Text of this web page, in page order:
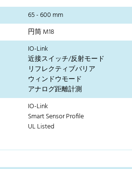
65 - 600 mm
円筒 M18
IO-Link
近接スイッチ/反射モード
リフレクティブバリア
ウィンドウモード
アナログ距離計測
IO-Link
Smart Sensor Profile
UL Listed